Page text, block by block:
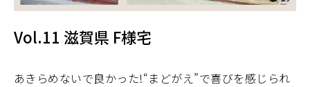
Vol.11 滋賀県 F様宅
あきらめないで良かった!“まどがえ”で喜びを感じられ